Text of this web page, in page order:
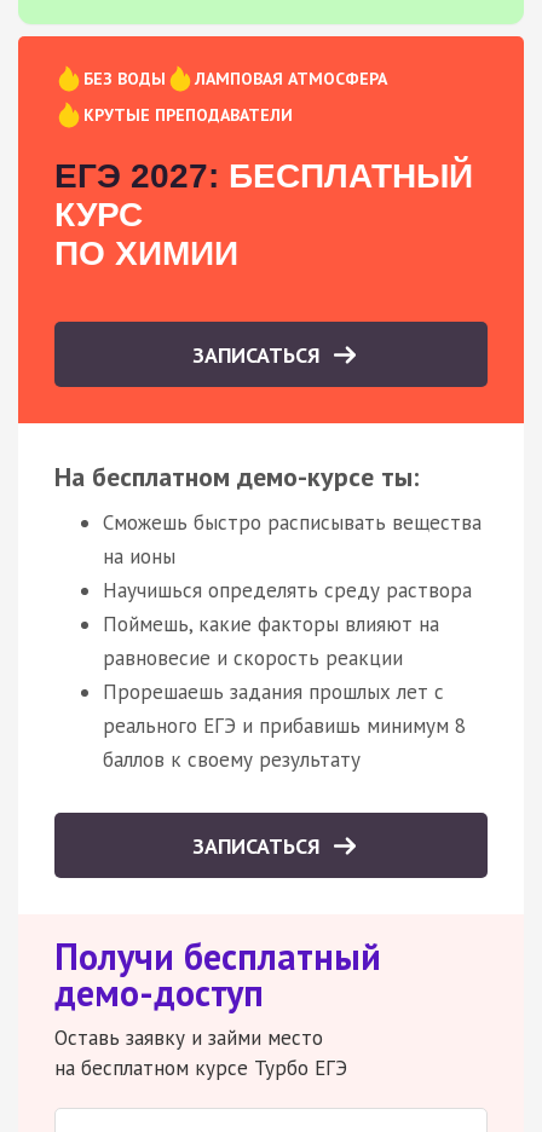
БЕЗ ВОДЫ
ЛАМПОВАЯ АТМОСФЕРА
КРУТЫЕ ПРЕПОДАВАТЕЛИ
ЕГЭ 2027: БЕСПЛАТНЫЙ
КУРС
ПО ХИМИИ
ЗАПИСАТЬСЯ
На бесплатном демо-курсе ты:
Сможешь быстро расписывать вещества
на ионы
Научишься определять среду раствора
Поймешь, какие факторы влияют на
равновесие и скорость реакции
Прорешаешь задания прошлых лет с
реального ЕГЭ и прибавишь минимум 8
баллов к своему результату
ЗАПИСАТЬСЯ
Получи бесплатный
демо-доступ
Оставь заявку и займи место
на бесплатном курсе Турбо ЕГЭ